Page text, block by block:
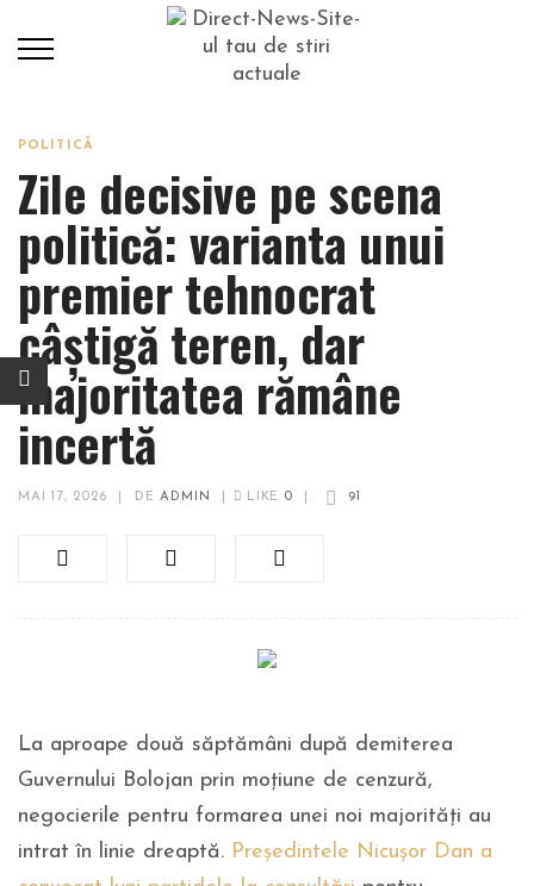
POLITICĂ
Zile decisive pe scena
politică: varianta unui
premier tehnocrat
câștigă teren, dar
majoritatea rămâne
incertă
MAI 17, 2026 DE ADMIN LIKE 0 91
La aproape două săptămâni după demiterea
Guvernului Bolojan prin moțiune de cenzură,
negocierile pentru formarea unei noi majorități au
intrat în linie dreaptă. Președintele Nicușor Dan a